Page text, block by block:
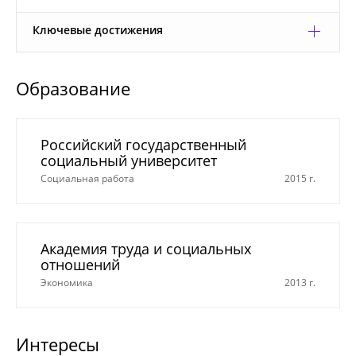
Ключевые достижения
Образование
Российский государственный
социальный университет
Социальная работа 2015 г.
Академия труда и социальных
отношений
Экономика 2013 г.
Интересы